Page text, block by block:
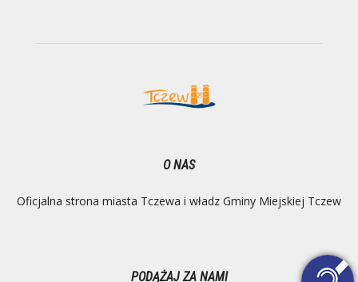
O NAS
Oficjalna strona miasta Tczewa i władz Gminy Miejskiej Tczew
PODĄŻAJ ZA NAMI